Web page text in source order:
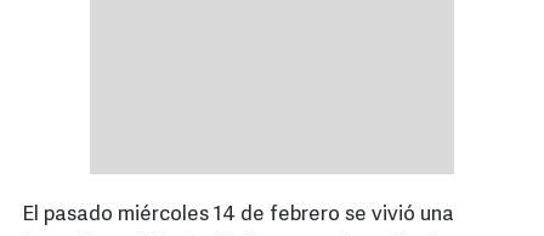
El pasado miércoles 14 de febrero se vivió una